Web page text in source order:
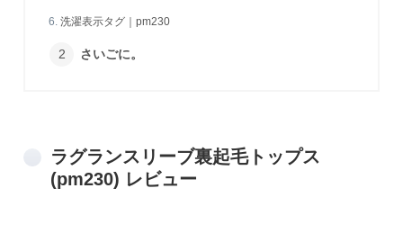
洗濯表示タグ｜pm230
さいごに。
ラグランスリーブ裏起毛トップス
(pm230) レビュー